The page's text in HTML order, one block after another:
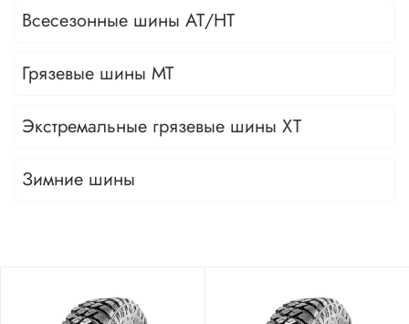
Всесезонные шины АТ/HT
Грязевые шины МТ
Экстремальные грязевые шины XT
Зимние шины